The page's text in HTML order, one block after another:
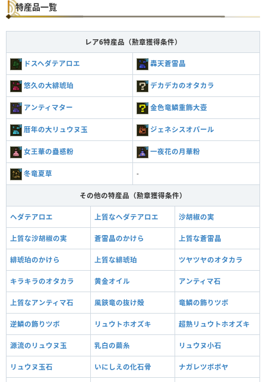
特産品一覧
レア6特産品（勲章獲得条件）
ドスヘダテアロエ 轟天蒼雷晶
悠久の大緋琥珀 デカデカのオタカラ
アンティマター 金色竜鱗重飾大壺
暦年の大リュウヌ玉 ジェネシスオパール
女王華の蠱惑粉 一夜花の月華粉
冬竜夏草 -
その他の特産品（勲章獲得条件）
ヘダテアロエ 上質なヘダテアロエ 沙胡椒の実
上質な沙胡椒の実 蒼雷晶のかけら 上質な蒼雷晶
緋琥珀のかけら 上質な緋琥珀 ツヤツヤのオタカラ
キラキラのオタカラ 黄金オイル アンティマ石
上質なアンティマ石 風鋏竜の抜け殻 竜鱗の飾りツボ
逆鱗の飾りツボ リュウトホオズキ 超熟リュウトホオズキ
源流のリュウヌ玉 乳白の繭糸 リュウヌ小石
リュウヌ玉石 いにしえの化石骨 ナガレツボボヤ